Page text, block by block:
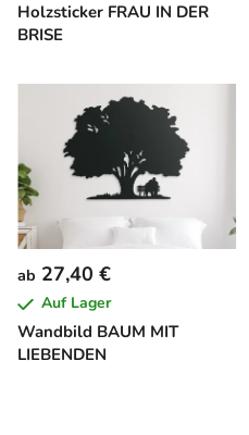
Holzsticker FRAU IN DER
BRISE
Wandbild BAUM MIT
LIEBENDEN
ab 27,40 €
Auf Lager